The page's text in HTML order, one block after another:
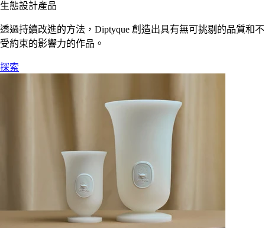
生態設計產品
透過持續改進的方法，Diptyque 創造出具有無可挑剔的品質和不
受約束的影響力的作品。
探索